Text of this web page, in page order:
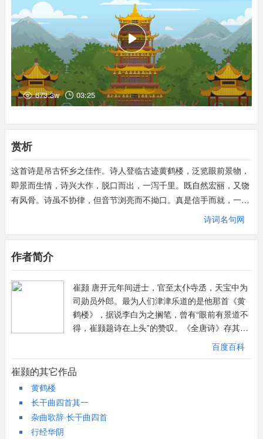
(10)历历：清楚可数。
(11)汉阳：地名，现在湖北省武汉市汉阳区，与黄鹤楼隔江相望。
(12)萋萋：形容草木长得茂盛。
(13)鹦鹉洲：在湖北省武汉市武昌区西南，根据后汉书记载，汉黄
祖担任江夏太守时，在此大宴宾客，有人献上鹦鹉，故称鹦鹉洲。
唐朝时在汉阳西南长江中，后逐渐被水冲没。
(14)乡关：故乡。
673.3w 03:25
赏析
这首诗是吊古怀乡之佳作。诗人登临古迹黄鹤楼，泛览眼前景物，
即景而生情，诗兴大作，脱口而出，一泻千里。既自然宏丽，又饶
有风骨。诗虽不协律，但音节浏亮而不拗口。真是信手而就，一气
呵成，成为历代所推崇的珍品。传说李白登此楼，目睹此诗，大为
七言律诗，当以此为第一。足见诗贵自然，纵使格律诗也无不如
此。
诗词名句网
作者简介
崔颢 唐开元年间进士，官至太仆寺丞，天宝中为
司勋员外郎。最为人们津津乐道的是他那首《黄
鹤楼》，据说李白为之搁笔，曾有“眼前有景道不
得，崔颢题诗在上头”的赞叹。《全唐诗》存其诗
百度百科
崔颢的其它作品
黄鹤楼
长干曲四首其一
杂曲歌辞·长干曲四首
行经华阴